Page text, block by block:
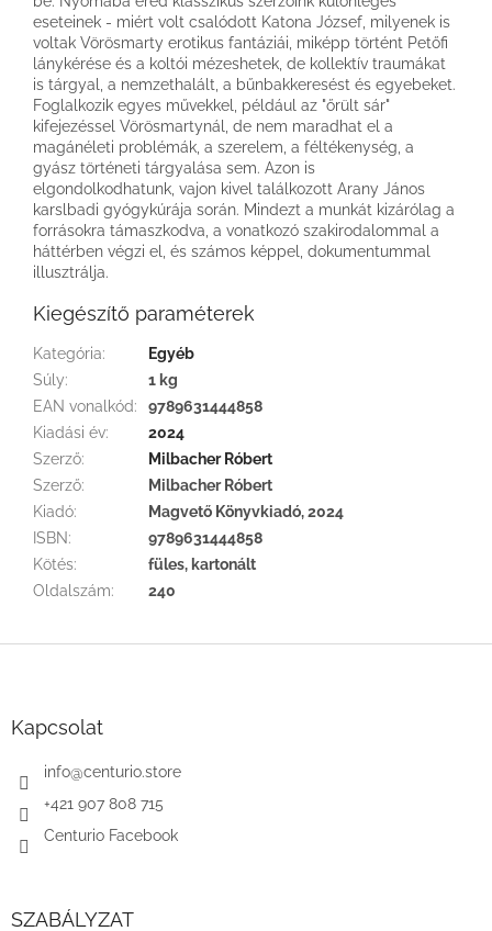
eseteinek - miért volt csalódott Katona József, milyenek is
voltak Vörösmarty erotikus fantáziái, miképp történt Petőfi
lánykérése és a koltói mézeshetek, de kollektív traumákat
is tárgyal, a nemzethalált, a bűnbakkeresést és egyebeket.
Foglalkozik egyes művekkel, például az "őrült sár"
kifejezéssel Vörösmartynál, de nem maradhat el a
magánéleti problémák, a szerelem, a féltékenység, a
gyász történeti tárgyalása sem. Azon is
elgondolkodhatunk, vajon kivel találkozott Arany János
karslbadi gyógykúrája során. Mindezt a munkát kizárólag a
forrásokra támaszkodva, a vonatkozó szakirodalommal a
háttérben végzi el, és számos képpel, dokumentummal
illusztrálja.
Kiegészítő paraméterek
Kategória:
Egyéb
Súly:
1 kg
EAN vonalkód:
9789631444858
Kiadási év:
2024
Szerző:
Milbacher Róbert
Szerző:
Milbacher Róbert
Kiadó:
Magvető Könyvkiadó, 2024
ISBN:
9789631444858
Kötés:
füles, kartonált
Oldalszám: 240
Kapcsolat
info@centurio.store
+421 907 808 715
Centurio Facebook
SZABÁLYZAT